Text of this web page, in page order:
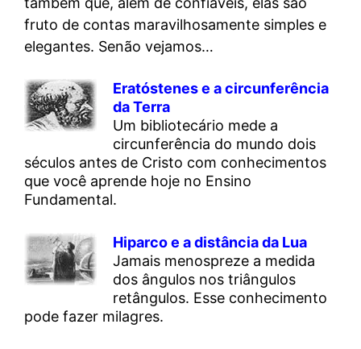
fruto de contas maravilhosamente simples e
elegantes. Senão vejamos…
Eratóstenes e a circunferência
da Terra
Um bibliotecário mede a
circunferência do mundo dois
séculos antes de Cristo com conhecimentos
que você aprende hoje no Ensino
Fundamental.
Hiparco e a distância da Lua
Jamais menospreze a medida
dos ângulos nos triângulos
retângulos. Esse conhecimento
pode fazer milagres.